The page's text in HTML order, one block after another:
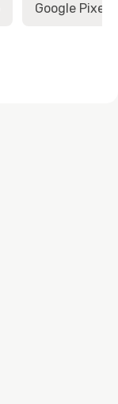
Google Pixel 7